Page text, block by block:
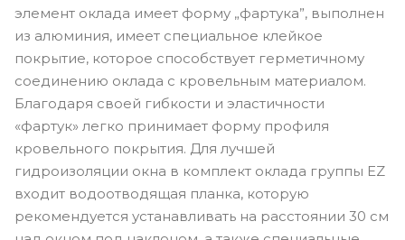
элемент оклада имеет форму „фартука”, выполнен
из алюминия, имеет специальное клейкое
покрытие, которое способствует герметичному
соединению оклада с кровельным материалом.
Благодаря своей гибкости и эластичности
«фартук» легко принимает форму профиля
кровельного покрытия. Для лучшей
гидроизоляции окна в комплект оклада группы EZ
входит водоотводящая планка, которую
рекомендуется устанавливать на расстоянии 30 см